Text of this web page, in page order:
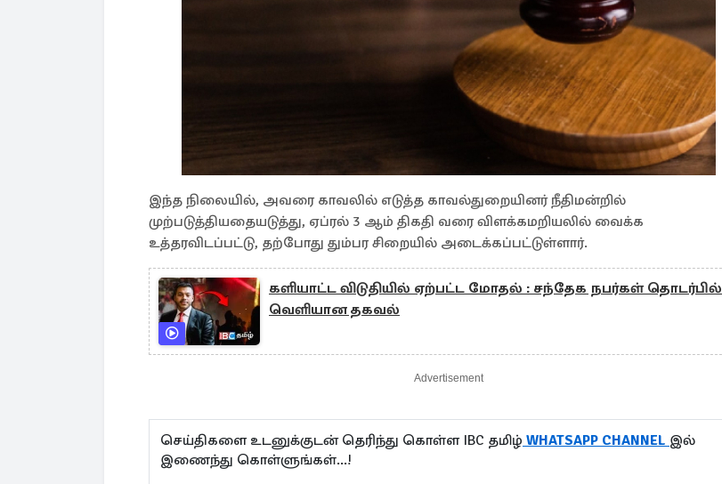
இந்த நிலையில், அவரை காவலில் எடுத்த காவல்துறையினர் நீதிமன்றில்
முற்படுத்தியதையடுத்து, ஏப்ரல் 3 ஆம் திகதி வரை விளக்கமறியலில் வைக்க
உத்தரவிடப்பட்டு, தற்போது தும்பர சிறையில் அடைக்கப்பட்டுள்ளார்.
களியாட்ட விடுதியில் ஏற்பட்ட மோதல் : சந்தேக நபர்கள் தொடர்பில்
வெளியான தகவல்
Advertisement
செய்திகளை உடனுக்குடன் தெரிந்து கொள்ள IBC தமிழ் WHATSAPP CHANNEL இல்
இணைந்து கொள்ளுங்கள்...!